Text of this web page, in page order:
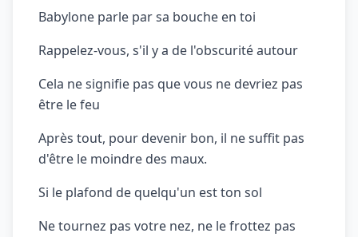
Babylone parle par sa bouche en toi
Rappelez-vous, s'il y a de l'obscurité autour
Cela ne signifie pas que vous ne devriez pas
être le feu
Après tout, pour devenir bon, il ne suffit pas
d'être le moindre des maux.
Si le plafond de quelqu'un est ton sol
Ne tournez pas votre nez, ne le frottez pas